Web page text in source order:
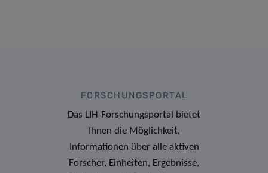
FORSCHUNGSPORTAL
Das LIH-Forschungsportal bietet
Ihnen die Möglichkeit,
Informationen über alle aktiven
Forscher, Einheiten, Ergebnisse,